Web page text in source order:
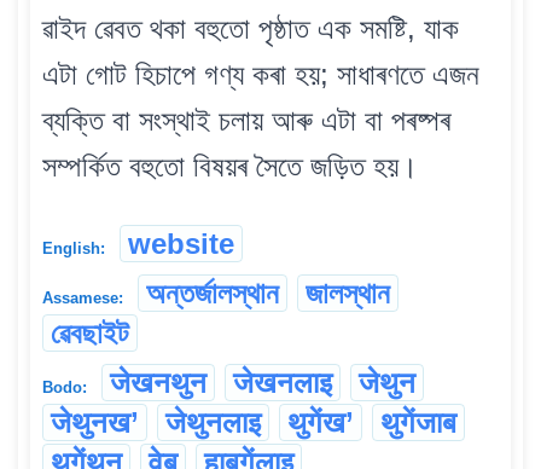
ৱাইদ ৱেবত থকা বহুতো পৃষ্ঠাত এক সমষ্টি, যাক
এটা গোট হিচাপে গণ্য কৰা হয়; সাধাৰণতে এজন
ব্যক্তি বা সংস্থাই চলায় আৰু এটা বা পৰষ্পৰ
সম্পৰ্কিত বহুতো বিষয়ৰ সৈতে জড়িত হয়।
English: website
Assamese: অন্তৰ্জালস্থান
জালস্থান
ৱেবছাইট
Bodo: जेखनथुन जेखनलाइ
जेथुन
जेथुनख’
जेथुनलाइ थुगेंख’
थुगेंजाब
थुगेंथुन
वेब हाबगेंलाइ